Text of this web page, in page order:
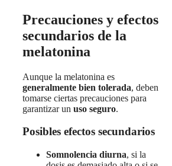
Precauciones y efectos
secundarios de la
melatonina
Aunque la melatonina es
generalmente bien tolerada, deben
tomarse ciertas precauciones para
garantizar un uso seguro.
Posibles efectos secundarios
Somnolencia diurna, si la